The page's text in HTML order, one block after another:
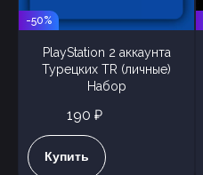
-50%
PlayStation 2 аккаунта
Турецких TR (личные)
Набор
190 ₽
Купить